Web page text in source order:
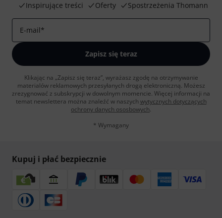
Inspirujące treści
Oferty Spostrzeżenia Thomann
E-mail*
Zapisz się teraz
Klikając na „Zapisz się teraz”, wyrażasz zgodę na otrzymywanie
materialów reklamowych przesyłanych drogą elektroniczną. Możesz
zrezygnować z subskrypcji w dowolnym momencie. Więcej informacji na
temat newslettera można znaleźć w naszych wytycznych dotyczących
ochrony danych ososbowych.
* Wymagany
Kupuj i płać bezpiecznie